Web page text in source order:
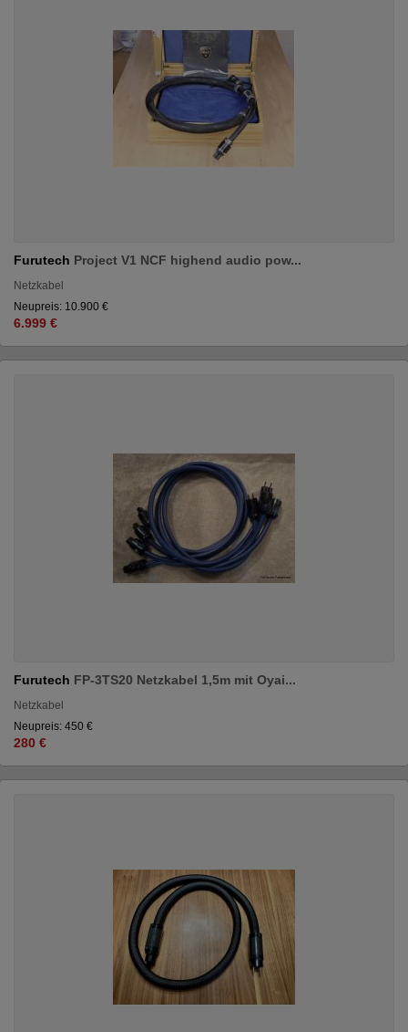
Furutech Project V1 NCF highend audio pow...
Netzkabel
Neupreis: 10.900 €
6.999 €
Furutech FP-3TS20 Netzkabel 1,5m mit Oyai...
Netzkabel
Neupreis: 450 €
280 €